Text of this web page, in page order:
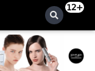
12+